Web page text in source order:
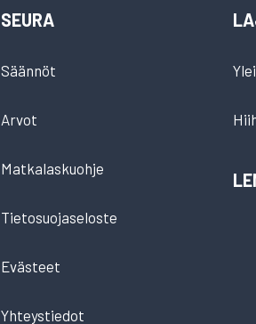
SEURA
Säännöt
Arvot
Matkalaskuohje
Tietosuojaseloste
Evästeet
Yhteystiedot